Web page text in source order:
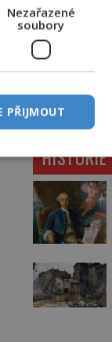
HISTORIE
Nezařazené
soubory
PŘIJMOUT